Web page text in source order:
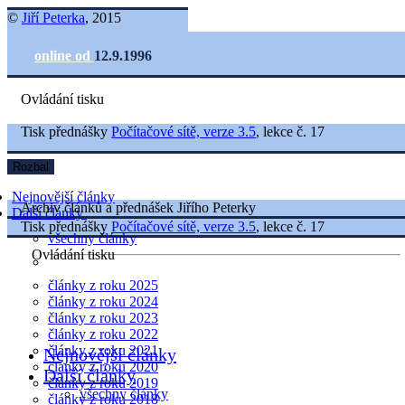
© Jiří Peterka, 2015
online od 12.9.1996
Ovládání tisku
Nejnovější články
Další články
všechny články
články z roku 2025
články z roku 2024
články z roku 2023
články z roku 2022
články z roku 2021
články z roku 2020
články z roku 2019
články z roku 2018
Tisk přednášky Počítačové sítě, verze 3.5, lekce č. 17
Rozbal
Archiv článků a přednášek Jiřího Peterky
Tisk přednášky Počítačové sítě, verze 3.5, lekce č. 17
Ovládání tisku
Nejnovější články
Další články
všechny články